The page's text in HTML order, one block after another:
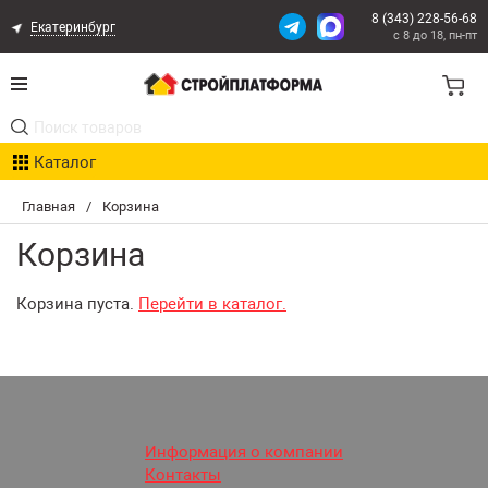
Главная / Корзина
Корзина
Корзина пуста. Перейти в каталог.
Екатеринбург
8 (343) 228-56-68
с 8 до 18, пн-пт
Каталог
Акции
Расчет доставки
Организациям
Оплата и ДоставкаИнформация о компании
Контакты